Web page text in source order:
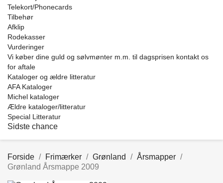
Telekort/Phonecards
Tilbehør
Afklip
Rodekasser
Vurderinger
Vi køber dine guld og sølvmønter m.m. til dagsprisen kontakt os
for aftale
Kataloger og ældre litteratur
AFA Kataloger
Michel kataloger
Ældre kataloger/litteratur
Special Litteratur
Sidste chance
Forside Frimærker Grønland
Årsmapper
Grønland Årsmappe 2009